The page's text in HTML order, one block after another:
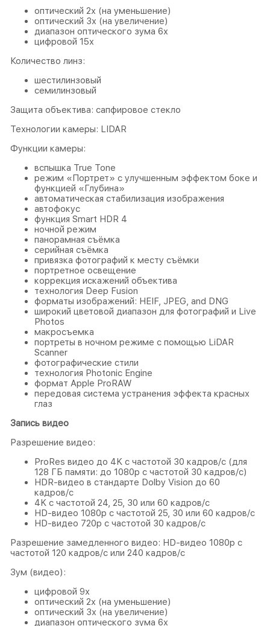
оптический 2x (на уменьшение)
оптический 3x (на увеличение)
диапазон оптического зума 6x
цифровой 15x
Количество линз:
шестилинзовый
семилинзовый
Защита объектива: сапфировое стекло
Технологии камеры: LIDAR
Функции камеры:
вспышка True Tone
режим «Портрет» с улучшенным эффектом боке и
функцией «Глубина»
автоматическая стабилизация изображения
автофокус
функция Smart HDR 4
ночной режим
панорамная съёмка
серийная съëмка
привязка фотографий к месту съёмки
портретное освещение
коррекция искажений объектива
технология Deep Fusion
форматы изображений: HEIF, JPEG, and DNG
широкий цветовой диапазон для фотографий и Live
Photos
макросъемка
портреты в ночном режиме с помощью LiDAR
Scanner
фотографические стили
технология Photonic Engine
формат Apple ProRAW
передовая система устранения эффекта красных
глаз
Запись видео
Разрешение видео:
ProRes видео до 4K с частотой 30 кадров/с (для
128 ГБ памяти: до 1080p с частотой 30 кадров/с)
HDR‑видео в стандарте Dolby Vision до 60
кадров/ с
4K с частотой 24, 25, 30 или 60 кадров/ с
HD-видео 1080p с частотой 25, 30 или 60 кадров/ с
HD-видео 720p с частотой 30 кадров/ с
Разрешение замедленного видео: HD-видео 1080р c
частотой 120 кадров/ с или 240 кадров/ с
Зум (видео):
цифровой 9х
оптический 2x (на уменьшение)
оптический 3x (на увеличение)
диапазон оптического зума 6x